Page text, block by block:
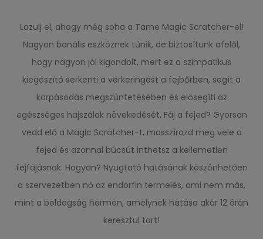
Lazulj el, ahogy még soha a Tame Magic Scratcher-el!
Nagyon banális eszköznek tűnik, de biztosítunk afelől,
hogy nagyon jól kigondolt, mert ez a szimpatikus
kiegészítő serkenti a vérkeringést a fejbőrben, segít a
korpásodás megszüntetésében és elősegíti az
egészséges hajszálak növekedését. Fáj a fejed? Gyorsan
vedd elő a Magic Scratcher-t, masszírozd meg vele a
fejed és azonnal búcsút inthetsz a kellemetlen
fejfájásnak. Hogyan? Nyugtató hatásának köszönhetően
a szervezetben nő az endorfin termelés, ami nem más,
mint a boldogság hormon, amelynek hatása akár 12 órán
keresztül tart!